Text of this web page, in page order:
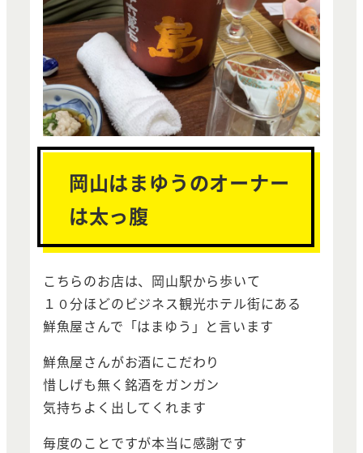
岡山はまゆうのオーナー
は太っ腹
こちらのお店は、岡山駅から歩いて
１０分ほどのビジネス観光ホテル街にある
鮮魚屋さんで「はまゆう」と言います
鮮魚屋さんがお酒にこだわり
惜しげも無く銘酒をガンガン
気持ちよく出してくれます
毎度のことですが本当に感謝です